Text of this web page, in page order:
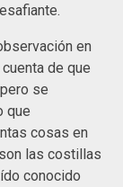
en
de que
se
que
cosas en
las costillas
conocido